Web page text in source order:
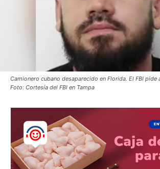
Camionero cubano desaparecido en Florida. El FBI pide
Foto: Cortesía del FBI en Tampa